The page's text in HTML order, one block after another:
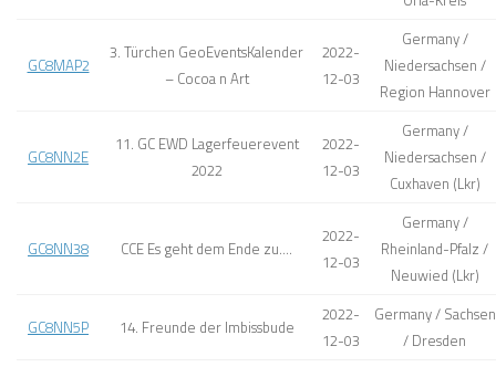
GC8MAP2
3. Türchen GeoEventsKalender
– Cocoa n Art
2022-
12-03
Germany /
Niedersachsen /
Region Hannover
GC8NN2E
11. GC EWD Lagerfeuerevent
2022
2022-
12-03
Germany /
Niedersachsen /
Cuxhaven (Lkr)
GC8NN38 CCE Es geht dem Ende zu….
2022-
12-03
Germany /
Rheinland-Pfalz /
Neuwied (Lkr)
GC8NN5P 14. Freunde der Imbissbude
2022-
12-03
Germany / Sachsen
/ Dresden